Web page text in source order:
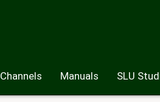
Channels Manuals SLU